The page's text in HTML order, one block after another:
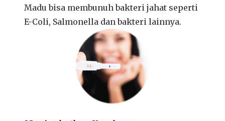
Madu bisa membunuh bakteri jahat seperti
E-Coli, Salmonella dan bakteri lainnya.